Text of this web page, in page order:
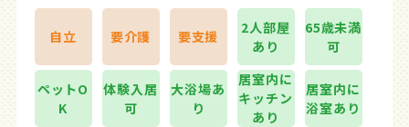
自立 要介護 要支援
2人部屋
あり
65歳未満
可
ペットO
K
体験入居
可
大浴場あ
り
居室内に
キッチン
あり
居室内に
浴室あり